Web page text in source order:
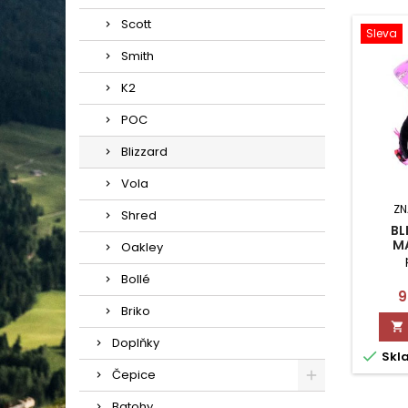
Scott
Smith
K2
POC
Blizzard
Vola
Shred
Oakley
Bollé
Briko
Doplňky
Čepice
Sleva

